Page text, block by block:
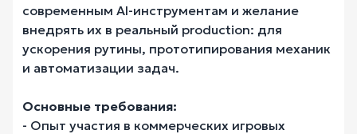
современным AI-инструментам и желание
внедрять их в реальный production: для
ускорения рутины, прототипирования механик
и автоматизации задач.
Основные требования:
- Опыт участия в коммерческих игровых